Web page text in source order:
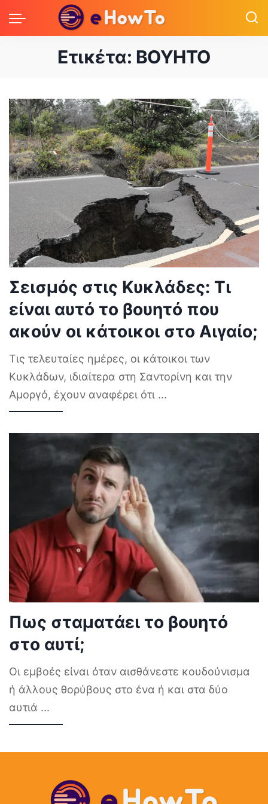
Ετικέτα: ΒΟΥΗΤΟ
Σεισμός στις Κυκλάδες: Τι
είναι αυτό το βουητό που
ακούν οι κάτοικοι στο Αιγαίο;
Τις τελευταίες ημέρες, οι κάτοικοι των
Κυκλάδων, ιδιαίτερα στη Σαντορίνη και την
Αμοργό, έχουν αναφέρει ότι ...
Πως σταματάει το βουητό
στο αυτί;
Οι εμβοές είναι όταν αισθάνεστε κουδούνισμα
ή άλλους θορύβους στο ένα ή και στα δύο
αυτιά ...